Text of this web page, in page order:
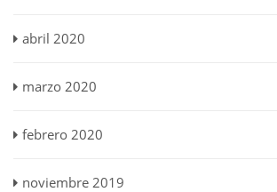
abril 2020
marzo 2020
febrero 2020
noviembre 2019